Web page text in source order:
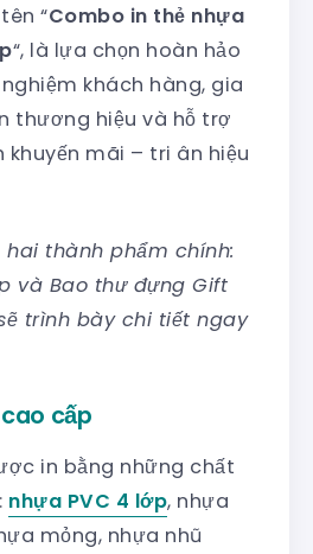
“Combo in thẻ nhựa
“, là lựa chọn hoàn hảo
khách hàng, gia
thương hiệu và hỗ trợ
mãi – tri ân hiệu
thành phẩm chính:
và Bao thư đựng Gift
trình bày chi tiết ngay
cấp
in bằng những chất
nhựa PVC 4 lớp, nhựa
mỏng, nhựa nhũ